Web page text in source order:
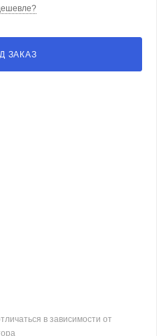
ЗАКАЗ
в зависимости от